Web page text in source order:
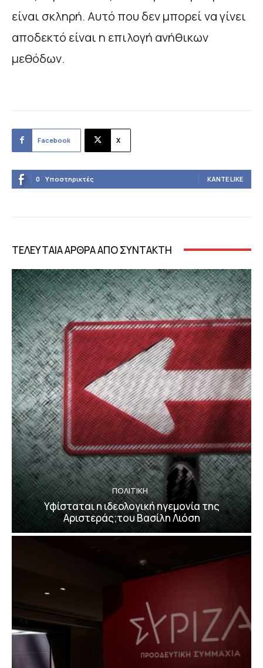
είναι σκληρή. Αυτό που δεν μπορεί να γίνει
αποδεκτό είναι η επιλογή ανήθικων
μεθόδων.
Facebook X
0 Υποστηρικτές ΚΆΝΤΕ LIKE
ΤΕΛΕΥΤΑΙΑ ΑΡΘΡΑ ΑΠΟ ΣΥΝΤΑΚΤΗ
ΠΟΛΙΤΙΚΗ
Υφίσταται η ιδεολογική ηγεμονία της
Αριστεράς;του Βασίλη Λιόση